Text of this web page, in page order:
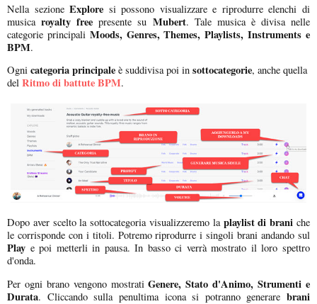
Nella sezioneExplore si possono visualizzare e riprodurre elenchi di
musicaroyalty free presente su Mubert. Tale musica è divisa nelle
categorie principaliMoods, Genres, Themes, Playlists, Instruments e
BPM.
Ogni categoria principale è suddivisa poi in sottocategorie, anche quella
del Ritmo di battute BPM.
Dopo aver scelto la sottocategoria visualizzeremo la playlist di brani che
le corrisponde con i titoli. Potremo riprodurre i singoli brani andando sul
Play e poi metterli in pausa. In basso ci verrà mostrato il loro spettro
d'onda.
Per ogni brano vengono mostratiGenere, Stato d'Animo, Strumenti e
Durata. Cliccando sulla penultima icona si potranno generare brani